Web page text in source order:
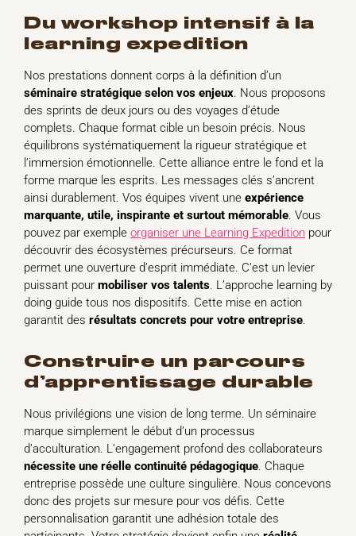
du workshop intensif à la
learning expedition
Nos prestations donnent corps à la définition d’un
séminaire stratégique selon vos enjeux. Nous proposons
des sprints de deux jours ou des voyages d’étude
complets. Chaque format cible un besoin précis. Nous
équilibrons systématiquement la rigueur stratégique et
l’immersion émotionnelle. Cette alliance entre le fond et la
forme marque les esprits. Les messages clés s’ancrent
ainsi durablement. Vos équipes vivent une expérience
marquante, utile, inspirante et surtout mémorable. Vous
pouvez par exemple organiser une Learning Expedition pour
découvrir des écosystèmes précurseurs. Ce format
permet une ouverture d’esprit immédiate. C’est un levier
puissant pour mobiliser vos talents. L’approche learning by
doing guide tous nos dispositifs. Cette mise en action
garantit des résultats concrets pour votre entreprise.
construire un parcours
d’apprentissage durable
Nous privilégions une vision de long terme. Un séminaire
marque simplement le début d’un processus
d’acculturation. L’engagement profond des collaborateurs
nécessite une réelle continuité pédagogique. Chaque
entreprise possède une culture singulière. Nous concevons
donc des projets sur mesure pour vos défis. Cette
personnalisation garantit une adhésion totale des